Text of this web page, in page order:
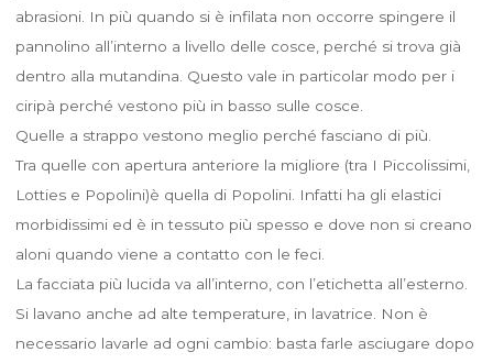
abrasioni. In più quando si è infilata non occorre spingere il
pannolino all’interno a livello delle cosce, perché si trova già
dentro alla mutandina. Questo vale in particolar modo per i
ciripà perché vestono più in basso sulle cosce.
Quelle a strappo vestono meglio perché fasciano di più.
Tra quelle con apertura anteriore la migliore (tra I Piccolissimi,
Lotties e Popolini)è quella di Popolini. Infatti ha gli elastici
morbidissimi ed è in tessuto più spesso e dove non si creano
aloni quando viene a contatto con le feci.
La facciata più lucida va all’interno, con l’etichetta all’esterno.
Si lavano anche ad alte temperature, in lavatrice. Non è
necessario lavarle ad ogni cambio: basta farle asciugare dopo